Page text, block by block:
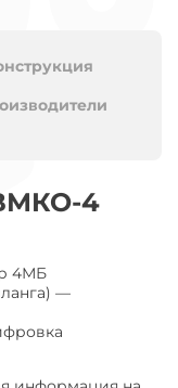
4
4МБ
—